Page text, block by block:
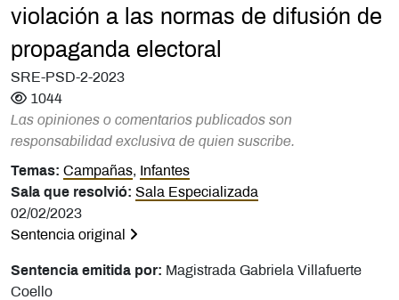
violación a las normas de difusión de
propaganda electoral
SRE-PSD-2-2023
1044
Las opiniones o comentarios publicados son
responsabilidad exclusiva de quien suscribe.
Temas: Campañas,
Infantes
Sala que resolvió: Sala Especializada
02/02/2023
Sentencia original
Sentencia emitida por: Magistrada Gabriela Villafuerte
Coello